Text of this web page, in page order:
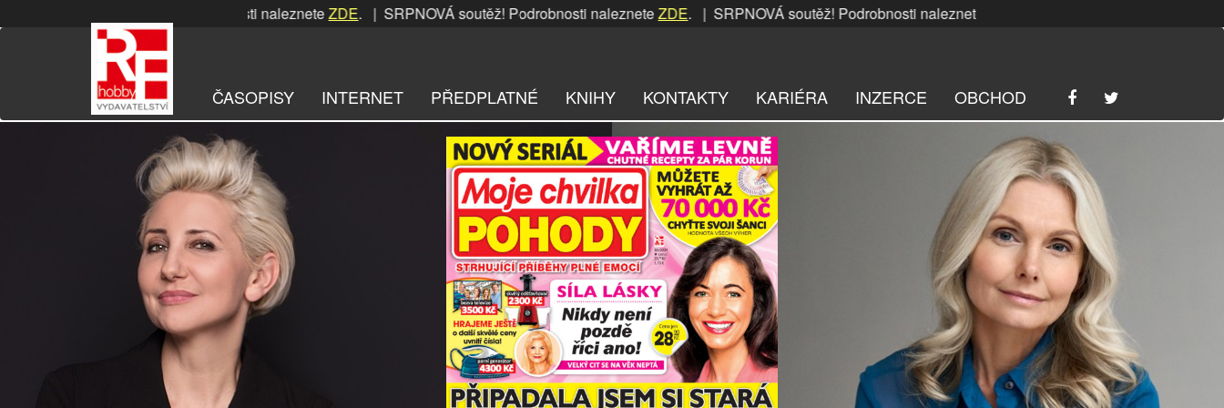
na
soutěž! Podrobnosti nalezneteZDE. | SRPNOVÁ soutěž! Podrobnosti nalezneteZDE. | SRPNOVÁ soutěž! Podrobnosti nalezneteZDE. | SRPNOVÁ soutěž! Podrobnosti
ČASOPISY INTERNET PŘEDPLATNÉ KNIHY KONTAKTY KARIÉRA INZERCE OBCHOD